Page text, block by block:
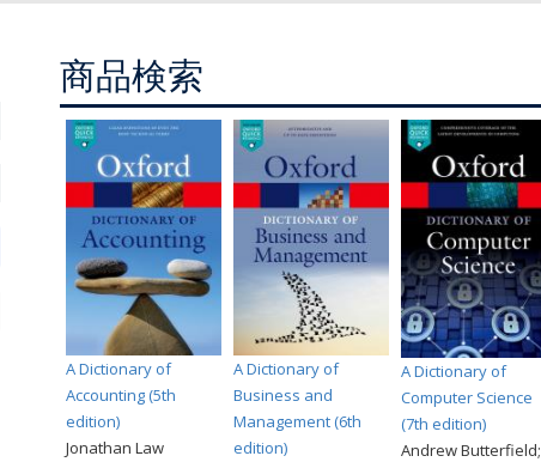
商品検索
A Dictionary of
Accounting (5th
edition)
Jonathan Law
A Dictionary of
Business and
Management (6th
edition)
A Dictionary of
Computer Science
(7th edition)
Andrew Butterfield;